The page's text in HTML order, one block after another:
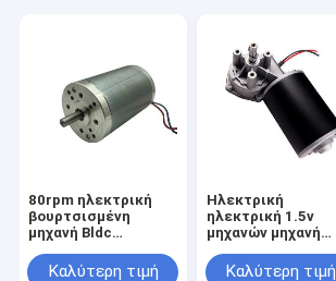
80rpm ηλεκτρική
βουρτσισμένη
μηχανή Bldc
τον αισθητήρα
Καλύτερη τιμή
Ηλεκτρική
ηλεκτρική 1.5v
μηχανών μηχανή
ηλεκτρικών
Καλύτερη τιμή